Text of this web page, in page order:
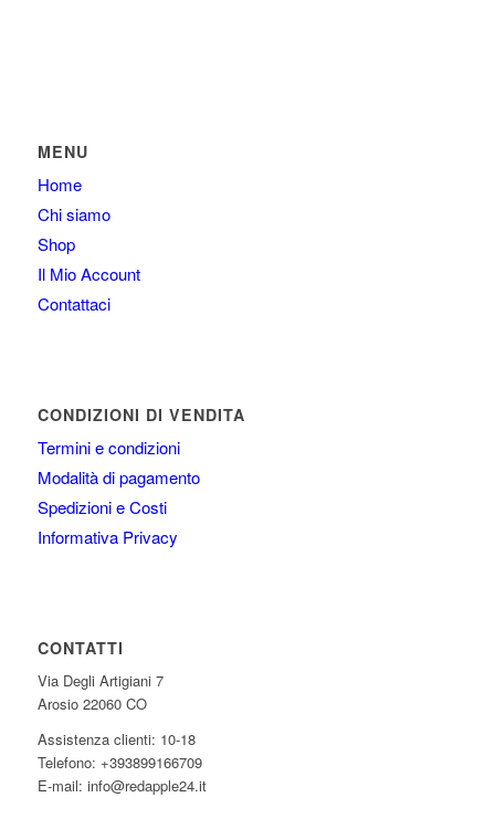
MENU
Home
Chi siamo
Shop
Il Mio Account
Contattaci
CONDIZIONI DI VENDITA
Termini e condizioni
Modalità di pagamento
Spedizioni e Costi
Informativa Privacy
CONTATTI
Via Degli Artigiani 7
Arosio 22060 CO
Assistenza clienti: 10-18
Telefono: +393899166709
E-mail: info@redapple24.it